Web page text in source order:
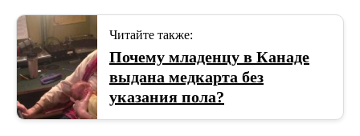
Читайте также:
Почему младенцу в Канаде
выдана медкарта без
указания пола?